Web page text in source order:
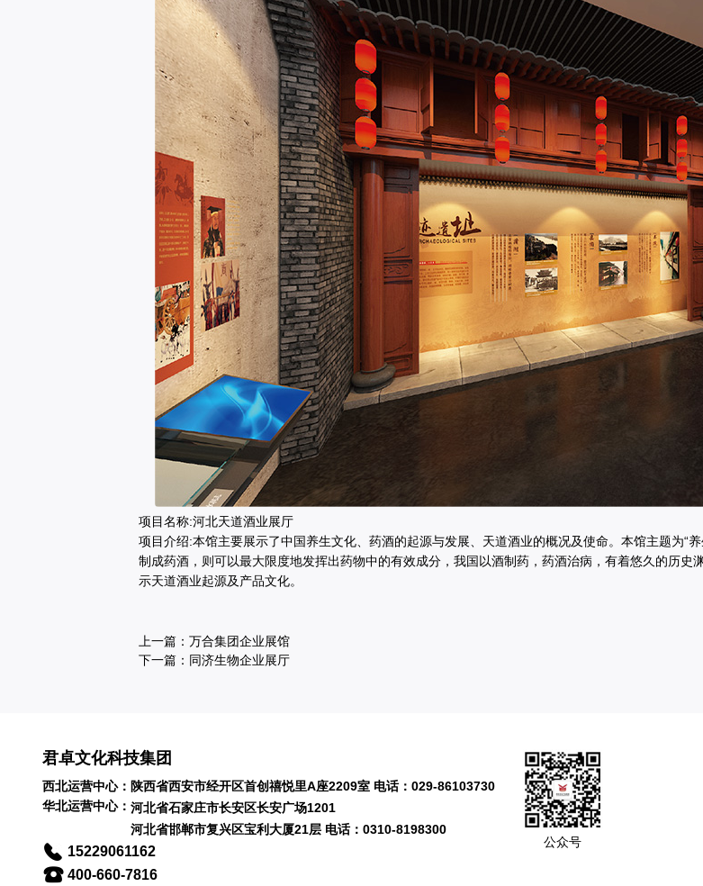
项目名称:河北天道酒业展厅
项目介绍:本馆主要展示了中国养生文化、药酒的起源与发展、天道酒业的概况及使命。本馆主题为“
制成药酒，则可以最大限度地发挥出药物中的有效成分，我国以酒制药，药酒治病，有着悠久的历
示天道酒业起源及产品文化。
上一篇： 万合集团企业展馆
下一篇： 同济生物企业展厅
君卓文化科技集团
西北运营中心：陕西省西安市经开区首创禧悦里A座2209室 电话：029-86103730
华北运营中心： 河北省石家庄市长安区长安广场1201
河北省邯郸市复兴区宝利大厦21层 电话：0310-8198300
15229061162
400-660-7816
公众号